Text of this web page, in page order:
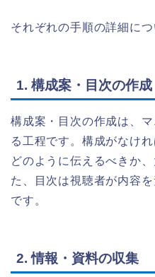
それぞれの手順の詳細につ
1. 構成案・目次の作成
構成案・目次の作成は、
る工程です。構成がなけ
どのように伝えるべきか
た、目次は視聴者が内容
です。
2. 情報・資料の収集